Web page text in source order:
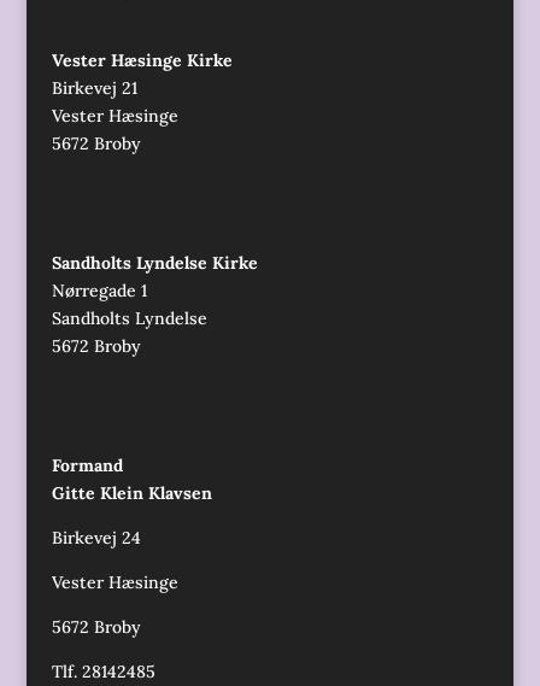
Vester Hæsinge Kirke
Birkevej 21
Vester Hæsinge
5672 Broby
Sandholts Lyndelse Kirke
Nørregade 1
Sandholts Lyndelse
5672 Broby
Formand
Gitte Klein Klavsen
Birkevej 24
Vester Hæsinge
5672 Broby
Tlf. 28142485